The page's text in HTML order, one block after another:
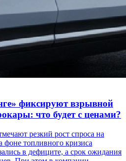
фиксируют взрывной
что будет с ценами?
резкий рост спроса на
топливного кризиса
в дефиците, а срок ожидания